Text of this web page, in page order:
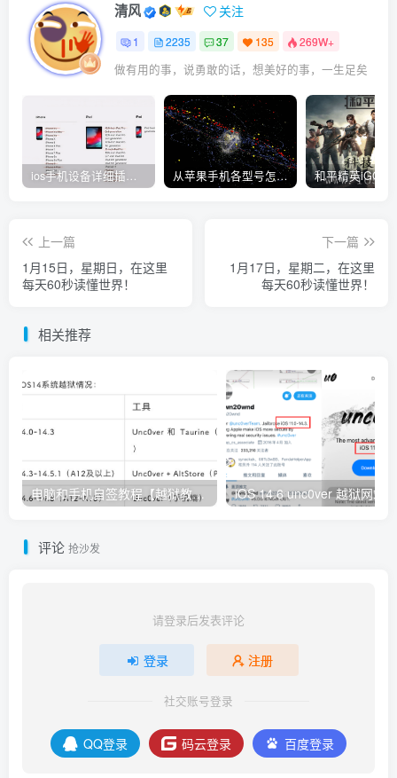
清风 关注
1 2235 37 135 269W+
做有用的事，说勇敢的话，想美好的事，一生足矣
ios手机设备详细插件平刷教程 从苹果手机各型号怎么越狱到怎么开科技完整教程
上一篇
1月15日，星期日，在这里
每天60秒读懂世界！
下一篇
1月17日，星期二，在这里
每天60秒读懂世界！
相关推荐
电脑和手机自签教程【越狱教程】
评论 抢沙发
请登录后发表评论
登录 注册
社交账号登录
QQ登录 码云登录 百度登录